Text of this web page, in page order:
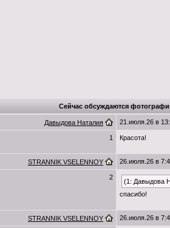
Сейчас обсуждаются
Давыдова Наталия 21.июля.26 в
1 Красота!
STRANNIK VSELENNOY 26.июля.26 в
2
(1: Давыдова
спасибо!
STRANNIK VSELENNOY 26.июля.26 в